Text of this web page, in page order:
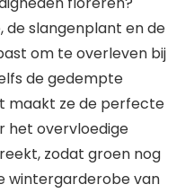
de slangenplant en de
om te overleven bij
de gedempte
maakt ze de perfecte
het overvloedige
zodat groen nog
wintergarderobe van